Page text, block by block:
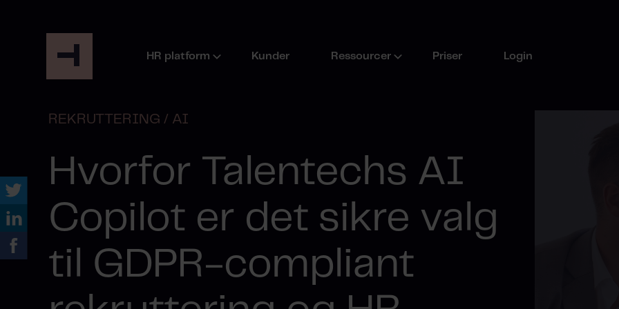
HR platform Kunder Ressourcer Priser Login
REKRUTTERING / AI
Hvorfor Talentechs AI
Copilot er det sikre valg
til GDPR-compliant